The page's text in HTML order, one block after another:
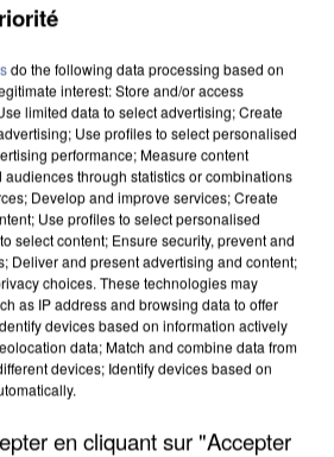
CANICULES, LES REFUGES
do the following data processing based on
interest: Store and/or access
limited data to select advertising; Create
Use profiles to select personalised
performance; Measure content
through statistics or combinations
Develop and improve services; Create
Use profiles to select personalised
select content; Ensure security, prevent and
Deliver and present advertising and content;
choices. These technologies may
as IP address and browsing data to offer
devices based on information actively
data; Match and combine data from
devices; Identify devices based on
en cliquant sur "Accepter